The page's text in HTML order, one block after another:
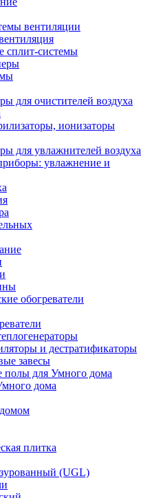
вентиляции
системы
для очистителей воздуха
ионизаторы
для увлажнителей воздуха
увлажнение и
обогреватели
и дестратификаторы
завесы
полы для Умного дома
дома
плитка
(UGL)